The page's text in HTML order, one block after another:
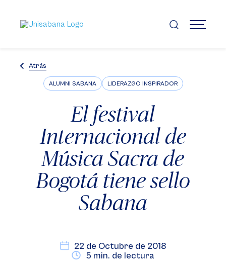
contenido
principal
MENÚ
Atrás
ALUMNI SABANA LIDERAZGO INSPIRADOR
El festival
Internacional de
Música Sacra de
Bogotá tiene sello
Sabana
22 de Octubre de 2018
5 min. de lectura